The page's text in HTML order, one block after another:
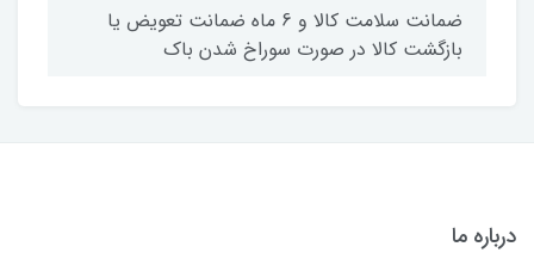
ضمانت سلامت کالا و 6 ماه ضمانت تعویض یا
بازگشت کالا در صورت سوراخ شدن باک
درباره ما